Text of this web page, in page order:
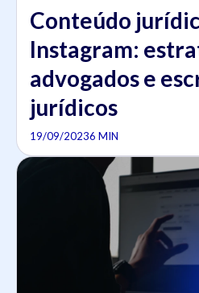
Conteúdo
Instagram:
advogados e
jurídicos
19/09/20236 MIN